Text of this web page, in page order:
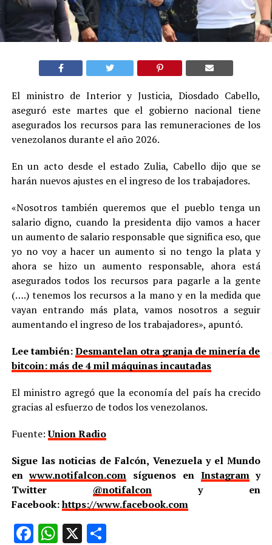
El ministro de Interior y Justicia, Diosdado Cabello,
aseguró este martes que el gobierno nacional tiene
asegurados los recursos para las remuneraciones de los
venezolanos durante el año 2026.
En un acto desde el estado Zulia, Cabello dijo que se
harán nuevos ajustes en el ingreso de los trabajadores.
«Nosotros también queremos que el pueblo tenga un
salario digno, cuando la presidenta dijo vamos a hacer
un aumento de salario responsable que significa eso, que
yo no voy a hacer un aumento si no tengo la plata y
ahora se hizo un aumento responsable, ahora está
asegurados todos los recursos para pagarle a la gente
(….) tenemos los recursos a la mano y en la medida que
vayan entrando más plata, vamos nosotros a seguir
aumentando el ingreso de los trabajadores», apuntó.
Lee también:Desmantelan otra granja de minería de
bitcoin: más de 4 mil máquinas incautadas
El ministro agregó que la economía del país ha crecido
gracias al esfuerzo de todos los venezolanos.
Fuente:Union Radio
Sigue las noticias de Falcón, Venezuela y el Mundo
enwww.notifalcon.com síguenos en Instagramy
Twitter @notifalcony en
Facebook:https://www.facebook.com
Facebook
WhatsApp
X